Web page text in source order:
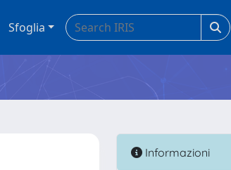
Sfoglia
Informazioni